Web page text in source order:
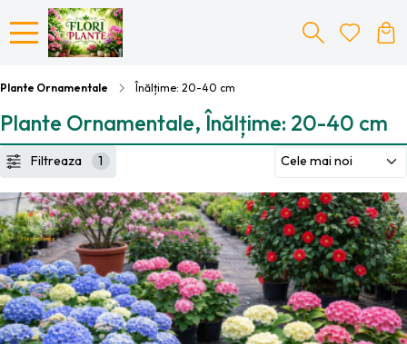
Plante Ornamentale Înălțime: 20-40 cm
Plante Ornamentale, Înălțime: 20-40 cm
Filtreaza 1